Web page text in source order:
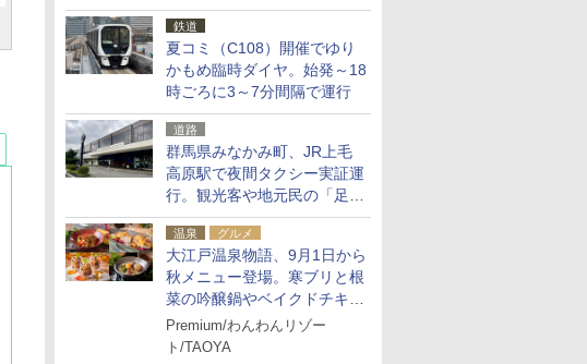
予約をアプリで一括確認
鉄道
夏コミ（C108）開催でゆり
かもめ臨時ダイヤ。始発～18
時ごろに3～7分間隔で運行
道路
群馬県みなかみ町、JR上毛
高原駅で夜間タクシー実証運
行。観光客や地元民の「足が
ない」課題解消へ、木金土に
2台体制
温泉 グルメ
大江戸温泉物語、9月1日から
秋メニュー登場。寒ブリと根
菜の吟醸鍋やベイクドチキ
ン、ショコラ＆栗スイーツも
食べ放題に
Premium/わんわんリゾー
ト/TAOYA